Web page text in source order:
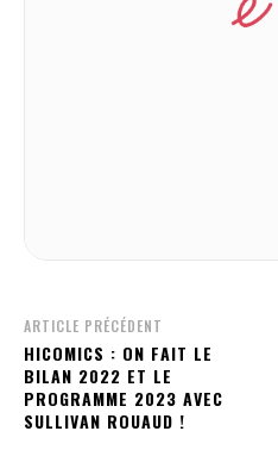
ARTICLE PRÉCÉDENT
HICOMICS : ON FAIT LE
BILAN 2022 ET LE
PROGRAMME 2023 AVEC
SULLIVAN ROUAUD !